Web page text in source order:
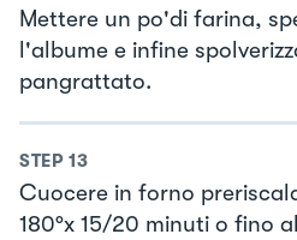
Mettere un po'di farina,
l'albume e infine
pangrattato.
STEP 13
Cuocere in forno
180°x 15/20 minuti o fino